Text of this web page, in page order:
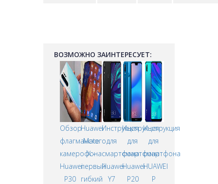
ВОЗМОЖНО ЗАИНТЕРЕСУЕТ:
Обзор
флагманского
камерофона
Huawei
P30
Huawei
Mate
X -
первый
гибкий
Инструкция
для
смартфона
Huawei
Y7
Инструкция
для
смартфона
Huawei
P20
Инструкция
для
смартфона
HUAWEI
P